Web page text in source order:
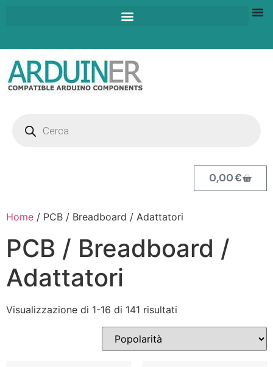
0,00€
Home / PCB / Breadboard / Adattatori
PCB / Breadboard /
Adattatori
Visualizzazione di 1-16 di 141 risultati